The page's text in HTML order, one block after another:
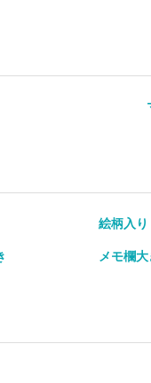
まで幅広く活躍します。
い一枚です。ホワイト・
パープル・バーガンディ
絵柄入り
メモ欄